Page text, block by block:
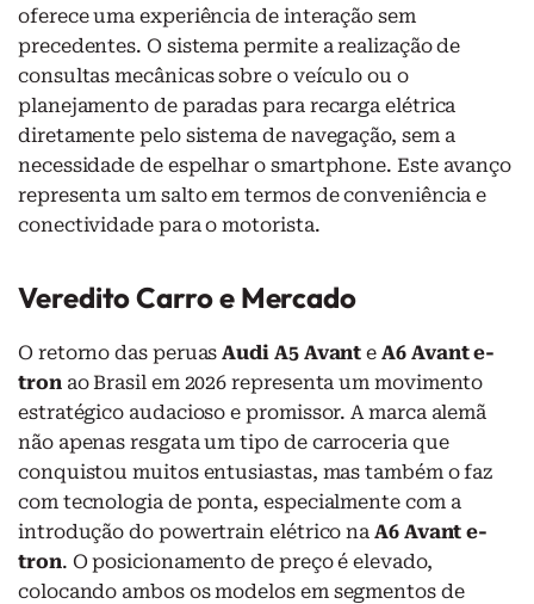
oferece uma experiência de interação sem
precedentes. O sistema permite a realização de
consultas mecânicas sobre o veículo ou o
planejamento de paradas para recarga elétrica
diretamente pelo sistema de navegação, sem a
necessidade de espelhar o smartphone. Este avanço
representa um salto em termos de conveniência e
conectividade para o motorista.
Veredito Carro e Mercado
O retorno das peruasAudi A5 Avant eA6 Avant e-
tronao Brasil em 2026 representa um movimento
estratégico audacioso e promissor. A marca alemã
não apenas resgata um tipo de carroceria que
conquistou muitos entusiastas, mas também o faz
com tecnologia de ponta, especialmente com a
introdução do powertrain elétrico naA6 Avant e-
tron. O posicionamento de preço é elevado,
colocando ambos os modelos em segmentos de